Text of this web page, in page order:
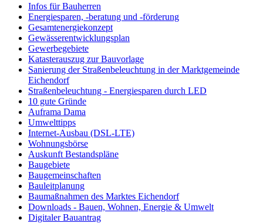
Infos für Bauherren
Energiesparen, -beratung und -förderung
Gesamtenergiekonzept
Gewässerentwicklungsplan
Gewerbegebiete
Katasterauszug zur Bauvorlage
Sanierung der Straßenbeleuchtung in der Marktgemeinde
Eichendorf
Straßenbeleuchtung - Energiesparen durch LED
10 gute Gründe
Auframa Dama
Umwelttipps
Internet-Ausbau (DSL-LTE)
Wohnungsbörse
Auskunft Bestandspläne
Baugebiete
Baugemeinschaften
Bauleitplanung
Baumaßnahmen des Marktes Eichendorf
Downloads - Bauen, Wohnen, Energie & Umwelt
Digitaler Bauantrag